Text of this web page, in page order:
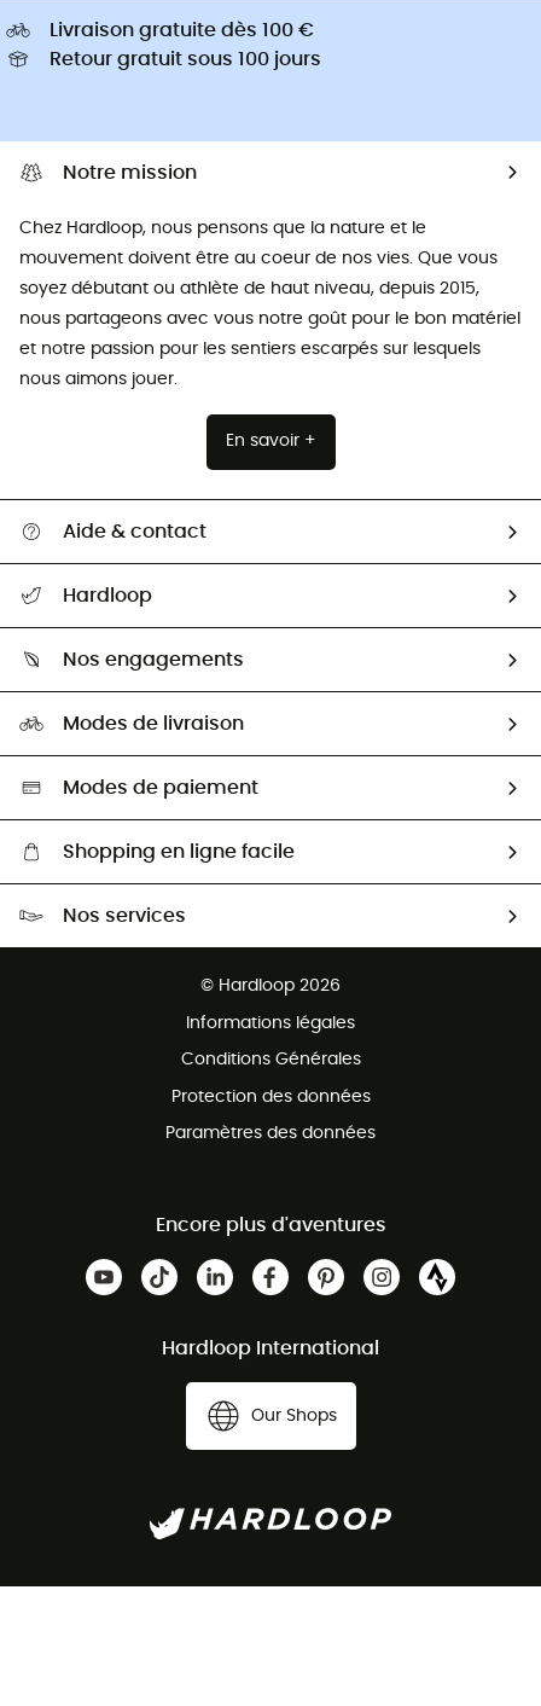
Livraison gratuite dès 100 €
Retour gratuit sous 100 jours
Notre mission
Chez Hardloop, nous pensons que la nature et le
mouvement doivent être au coeur de nos vies. Que vous
soyez débutant ou athlète de haut niveau, depuis 2015,
nous partageons avec vous notre goût pour le bon matériel
et notre passion pour les sentiers escarpés sur lesquels
nous aimons jouer.
En savoir +
Aide & contact
Retour & remboursement
Guide des tailles
Seconde Main
Aide & Contact
Hardloop
HardGuides
Nos engagements
Sélection éco-responsable
Modes de livraison
Modes de paiement
Shopping en ligne facile
Nos services
© Hardloop 2026
Informations légales
Conditions Générales
Protection des données
Paramètres des données
Encore plus d'aventures
Hardloop International
Our Shops